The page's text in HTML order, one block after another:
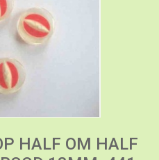
HALF OM HALF